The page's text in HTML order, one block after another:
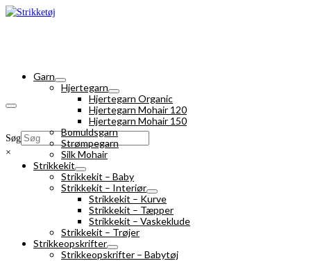
Søg
×
Garn
Hjertegarn
Hjertegarn Organic
Hjertegarn Mohair 120
Hjertegarn Mohair 150
Bomuldsgarn
Strømpegarn
Silk Mohair
Strikkekit
Strikkekit – Baby
Strikkekit – Interiør
Strikkekit – Kurve
Strikkekit – Tæpper
Strikkekit – Vaskeklude
Strikkekit – Trøjer
Strikkeopskrifter
Strikkeopskrifter – Babytøj